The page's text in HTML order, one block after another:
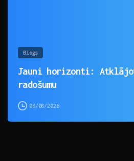
Blogs
Jauni horizonti:
radošumu
08/08/2026